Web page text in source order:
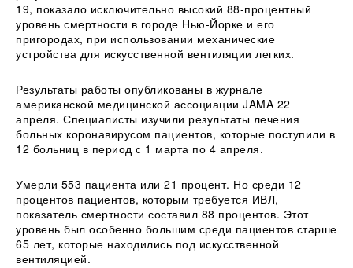
19, показало исключительно высокий 88-процентный
уровень смертности в городе Нью-Йорке и его
пригородах, при использовании механические
устройства для искусственной вентиляции легких.
Результаты работы опубликованы в журнале
американской медицинской ассоциации JAMA 22
апреля. Специалисты изучили результаты лечения
больных коронавирусом пациентов, которые поступили в
12 больниц в период с 1 марта по 4 апреля.
Умерли 553 пациента или 21 процент. Но среди 12
процентов пациентов, которым требуется ИВЛ,
показатель смертности составил 88 процентов. Этот
уровень был особенно большим среди пациентов старше
65 лет, которые находились под искусственной
вентиляцией.